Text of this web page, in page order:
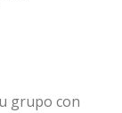
grupo con